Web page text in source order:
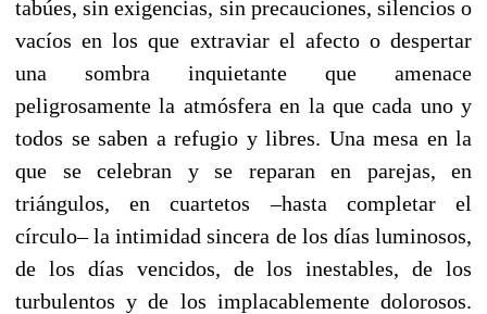
tabúes, sin exigencias, sin precauciones, silencios o
vacíos en los que extraviar el afecto o despertar
una sombra inquietante que amenace
peligrosamente la atmósfera en la que cada uno y
todos se saben a refugio y libres. Una mesa en la
que se celebran y se reparan en parejas, en
triángulos, en cuartetos –hasta completar el
círculo– la intimidad sincera de los días luminosos,
de los días vencidos, de los inestables, de los
turbulentos y de los implacablemente dolorosos.